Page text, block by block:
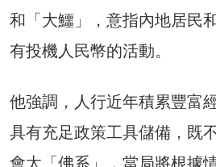
和「大鱷」，意指內地居民
有投機人民幣的活動。
他強調，人行近年積累豐富
具有充足政策工具儲備，既
會太「佛系」，當局將根據